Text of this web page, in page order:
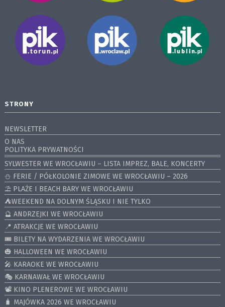
STRONY
NEWSLETTER
O NAS
POLITYKA PRYWATNOŚCI
SYLWESTER WE WROCŁAWIU – LISTA IMPREZ, BALE, KONCERTY
⛄️ FERIE / PÓŁKOLONIE ZIMOWE WE WROCŁAWIU – 2026
⛱️ PLAŻE I BEACH BARY WE WROCŁAWIU
⛺️WEEKEND NA DOLNYM ŚLĄSKU I NIE TYLKO
🔮 ANDRZEJKI WE WROCŁAWIU
📍 ATRAKCJE WE WROCŁAWIU
🎟️ BILETY NA WYDARZENIA WE WROCŁAWIU
🎃 HALLOWEEN WE WROCŁAWIU
🎤 KARAOKE WE WROCŁAWIU
🎭 KARNAWAŁ WE WROCŁAWIU
📽️ KINO PLENEROWE WE WROCŁAWIU
🧳 MAJÓWKA 2026 WE WROCŁAWIU